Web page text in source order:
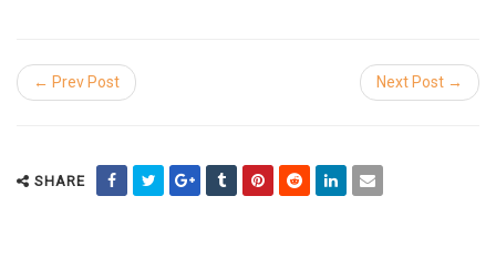
← Prev Post Next Post →
SHARE